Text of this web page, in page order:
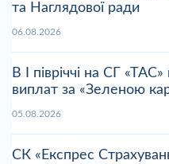
та Наглядової ради
06.08.2026
В І півріччі на СГ
виплат за «Зеленою
05.08.2026
СК «Експрес